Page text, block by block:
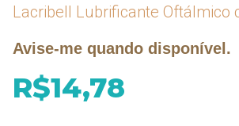
Lacribell Lubrificante Oftálmico
Avise-me quando disponível.
R$14,78